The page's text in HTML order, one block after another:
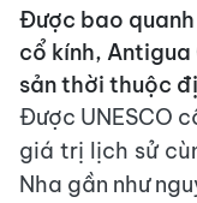
Được bao
cổ kính, Antigua
sản thời thuộc
Được UNESCO
giá trị lịch sử
Nha gần như